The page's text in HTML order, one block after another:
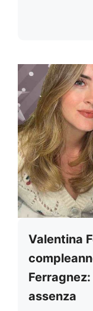
Valentina
assenza